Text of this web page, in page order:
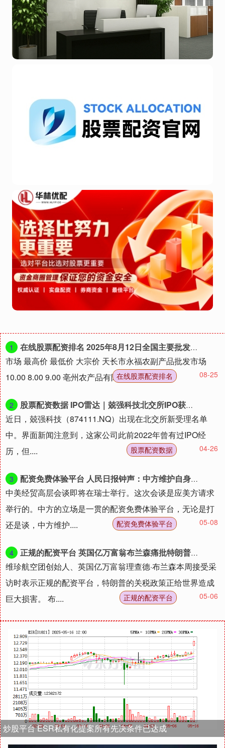
1
在线股票配资排名 2025年8月12日全国主要批发市场沃柑价格行情
市场 最高价 最低价 大宗价 天长市永福农副产品批发市场
10.00 8.00 9.00 亳州农产品有限责任公司 -- ....
08-25
在线股票配资排名
2
股票配资数据 IPO雷达｜兢强科技北交所IPO获受理，两年前上会前夕曾“撤单”
近日，兢强科技（874111.NQ）出现在北交所新受理名单
中。界面新闻注意到，这家公司此前2022年曾有过IPO经
历，但....
04-26
股票配资数据
3
配资免费体验平台 人民日报钟声：中方维护自身发展利益的决心不会改变
中美经贸高层会谈即将在瑞士举行。这次会谈是应美方请求
举行的。中方的立场是一贯的配资免费体验平台，无论是打
还是谈，中方维护....
05-08
配资免费体验平台
4
正规的配资平台 英国亿万富翁布兰森痛批特朗普关税：让世界一度处于彻底崩溃的边缘
维珍航空团创始人、英国亿万富翁理查德·布兰森本周接受采
访时表示正规的配资平台，特朗普的关税政策正给世界造成
巨大损害。 布....
05-06
正规的配资平台
炒股平台 ESR私有化提案所有先决条件已达成